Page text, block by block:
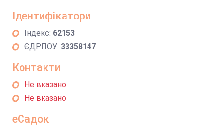
Ідентифікатори
Індекс: 62153
ЄДРПОУ: 33358147
Контакти
Не вказано
Не вказано
еСадок